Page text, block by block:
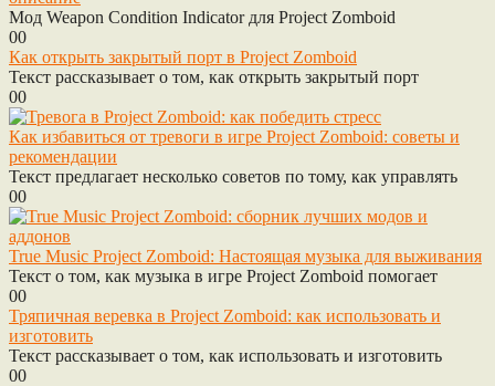
Мод Weapon Condition Indicator для Project Zomboid
00
Как открыть закрытый порт в Project Zomboid
Текст рассказывает о том, как открыть закрытый порт
00
Как избавиться от тревоги в игре Project Zomboid: советы и
рекомендации
Текст предлагает несколько советов по тому, как управлять
00
True Music Project Zomboid: Настоящая музыка для выживания
Текст о том, как музыка в игре Project Zomboid помогает
00
Тряпичная веревка в Project Zomboid: как использовать и
изготовить
Текст рассказывает о том, как использовать и изготовить
00